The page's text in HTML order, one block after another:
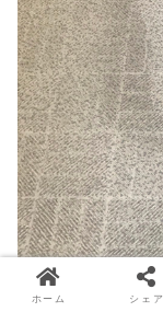
ホーム シェア